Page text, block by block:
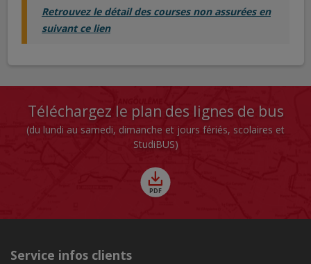
Retrouvez le détail des courses non assurées en
suivant ce lien
Téléchargez le plan des lignes de bus
(du lundi au samedi, dimanche et jours fériés, scolaires et
StudiBUS)
Service infos clients